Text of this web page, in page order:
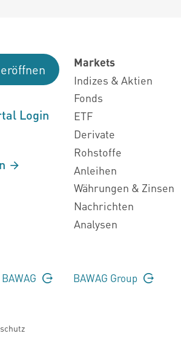
Login
Markets
Indizes & Aktien
Fonds
ETF
Derivate
Rohstoffe
Anleihen
Währungen & Zinsen
Nachrichten
Analysen
BAWAG BAWAG Group